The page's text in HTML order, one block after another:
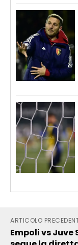
ARTICOLO
Empoli vs Juve